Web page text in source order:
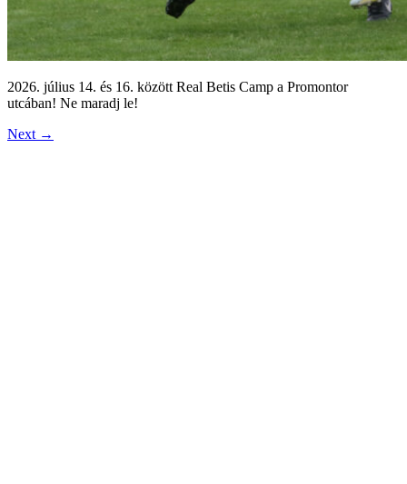
2026. július 14. és 16. között Real Betis Camp a Promontor
utcában! Ne maradj le!
Next →